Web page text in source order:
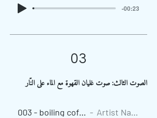
-00:23
03
الصوت الثالث: صوت غليان القهوة مع الماء على النّار
003 - boiling coffee Artist Name